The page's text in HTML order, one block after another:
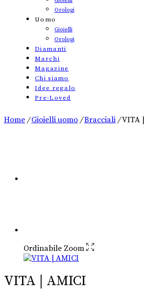
Orologi
Uomo
Gioielli
Orologi
Diamanti
Marchi
Magazine
Chi siamo
Idee regalo
Pre-Loved
Home / Gioielli uomo / Bracciali /VITA
Ordinabile Zoom
VITA | AMICI